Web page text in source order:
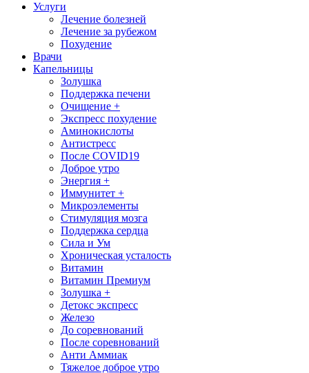
Услуги
Лечение болезней
Лечение за рубежом
Похудение
Врачи
Капельницы
Золушка
Поддержка печени
Очищение +
Экспресс похудение
Аминокислоты
Антистресс
После COVID19
Доброе утро
Энергия +
Иммунитет +
Микроэлементы
Стимуляция мозга
Поддержка сердца
Сила и Ум
Хроническая усталость
Витамин
Витамин Премиум
Золушка +
Детокс экспресс
Железо
До соревнований
После соревнований
Анти Аммиак
Тяжелое доброе утро